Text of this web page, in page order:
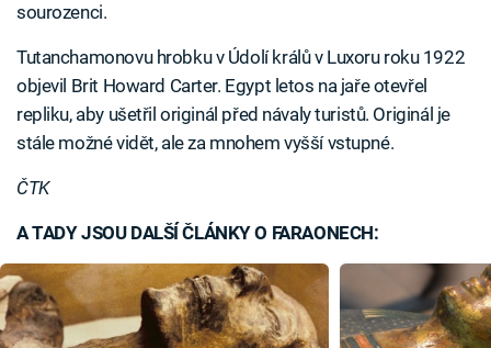
sourozenci.
Tutanchamonovu hrobku v Údolí králů v Luxoru roku 1922
objevil Brit Howard Carter. Egypt letos na jaře otevřel
repliku, aby ušetřil originál před návaly turistů. Originál je
stále možné vidět, ale za mnohem vyšší vstupné.
ČTK
A TADY JSOU DALŠÍ ČLÁNKY O FARAONECH: